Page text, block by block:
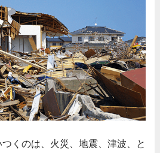
くのは、火災、地震、津波、と